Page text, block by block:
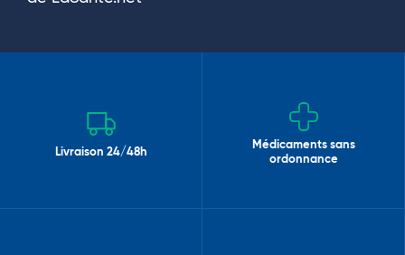
Livraison 24/48h
Médicaments sans
ordonnance